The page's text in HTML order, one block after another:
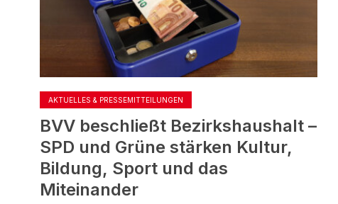
AKTUELLES & PRESSEMITTEILUNGEN
BVV beschließt Bezirkshaushalt –
SPD und Grüne stärken Kultur,
Bildung, Sport und das
Miteinander